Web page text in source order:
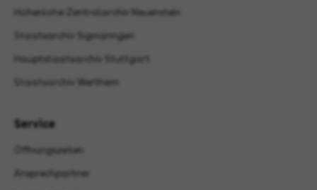
Hohenlohe-Zentralarchiv Neuenstein
Staatsarchiv Sigmaringen
Hauptstaatsarchiv Stuttgart
Staatsarchiv Wertheim
Service
Öffnungszeiten
Ansprechpartner